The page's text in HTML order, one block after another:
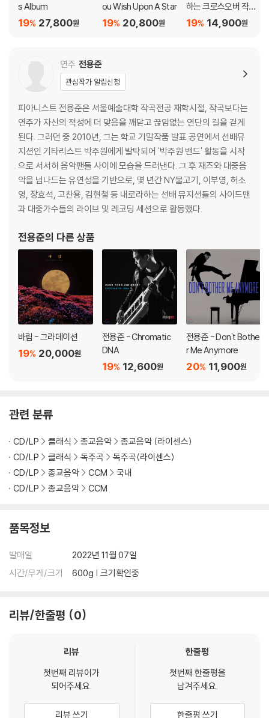
이들이 모여 만든 은혜로운 찬송가 모음집을 통해 많은 이들의 마음에 평
s Album
27,800원
19%
ou Wish Upon A Star
20,800원
19%
하는 크로스오버 작품
집 (As Time Goes B
14,900원
19%
연주 전용준
관심작가 알림신청
피아니스트 전용준은 서울예술대학 작곡전공 재학시절, 작곡보다는
연주가 자신의 적성에 더 맞음을 깨닫고 끊임없는 연단의 길을 걷게
된다. 그러던 중 2010년, 그는 학교 기말작품 발표 공연에서 선배뮤
지션인 기타리스트 박주원에게 발탁되어 '박주원 밴드' 활동을 시작
으로 서서히 음악팬들 사이에 모습을 드러낸다. 그 후 재즈와 대중음
악을 넘나드는 유연성을 기반으로, 몇 년간 NY물고기, 이부영, 허소
영, 장효석, 고찬용, 김현철 등 내로라하는 선배 뮤지션들의 사이드맨
과 대중가수들의 라이브 및 레코딩 세션으로 활동했다.
전용준의 다른 상품
바림 - 그라데이션
20,000원
19%
전용준 - Chromatic
DNA
12,600원
19%
전용준 - Don't Bothe
r Me Anymore
11,900원
20%
관련 분류
CD/LP 클래식 종교음악
종교음악 (라이센스)
CD/LP
클래식 독주곡
독주곡(라이센스)
CD/LP
종교음악 CCM
국내
CD/LP
종교음악 CCM
품목정보
발매일
2022년 11월 07일
시간/무게/크기
600g | 크기확인중
리뷰/한줄평 0
리뷰
첫번째 리뷰어가
되어주세요.
리뷰 쓰기
한줄평
첫번째 한줄평을
남겨주세요.
한줄평 쓰기